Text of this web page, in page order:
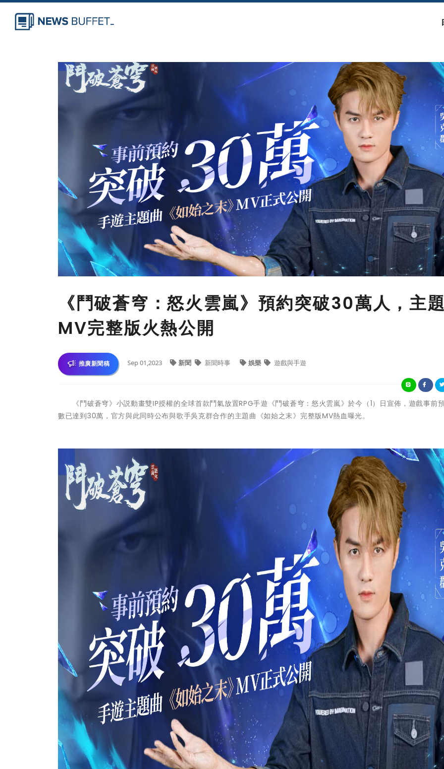
《鬥破蒼穹：怒火雲嵐》預約突破30萬人，主
MV完整版火熱公開
推廣新聞稿 Sep 01,2023 新聞 新聞時事 娛樂 遊戲與手遊
《鬥破蒼穹》小説動畫雙IP授權的全球首款鬥氣放置RPG手遊《鬥破蒼穹：怒火雲嵐》於今（1）日宣佈，遊戲事前
數已達到30萬，官方與此同時公布與歌手吳克群合作的主題曲《如始之末》完整版MV熱血曝光。